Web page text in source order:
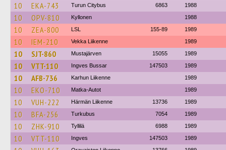
10 EKA-743 Turun Citybus 6863 1988
10 OPV-810 Kyllonen 1988
10 ZEA-800 LSL 155-89 1989
10 IEM-210 Vekka Liikenne 1989
10 SJT-860 Mustajärven 15055 1989
10 VTT-110 Ingves Bussar 147503 1989
10 AFB-736 Karhun Liikenne 1989
10 EKO-710 Matka-Autot 1989
10 VUH-222 Härmän Liikenne 13736 1989
10 BFA-256 Turkubus 7054 1989
10 ZHK-910 Tyllilä 6988 1989
10 VTT-110 Ingves 147503 1989